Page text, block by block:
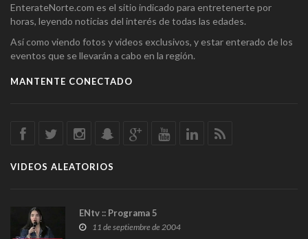
EnterateNorte.com es el sitio indicado para entretenerte por
horas, leyendo noticias del interés de todas las edades.
Así como viendo fotos y videos exclusivos, y estar enterado de los
eventos que se llevarán a cabo en la región.
MANTENTE CONECTADO
VIDEOS ALEATORIOS
ENtv :: Programa 5
11 de septiembre de 2004